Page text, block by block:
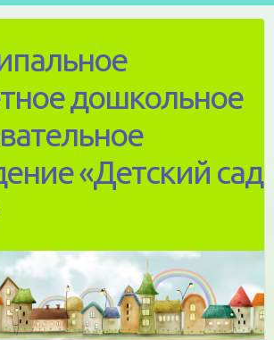
дошкольное
«Детский сад